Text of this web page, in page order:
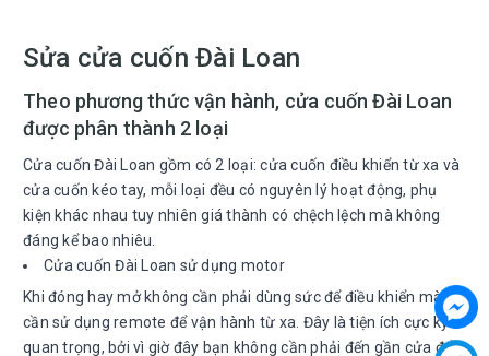
Sửa cửa cuốn Đài Loan
Theo phương thức vận hành, cửa cuốn Đài Loan
được phân thành 2 loại
Cửa cuốn Đài Loan gồm có 2 loại: cửa cuốn điều khiển từ xa và
cửa cuốn kéo tay, mỗi loại đều có nguyên lý hoạt động, phụ
kiện khác nhau tuy nhiên giá thành có chệch lệch mà không
đáng kể bao nhiêu.
Cửa cuốn Đài Loan sử dụng motor
Khi đóng hay mở không cần phải dùng sức để điều khiển mà chỉ
cần sử dụng remote để vận hành từ xa. Đây là tiện ích cực kỳ
quan trọng, bởi vì giờ đây bạn không cần phải đến gần cửa để